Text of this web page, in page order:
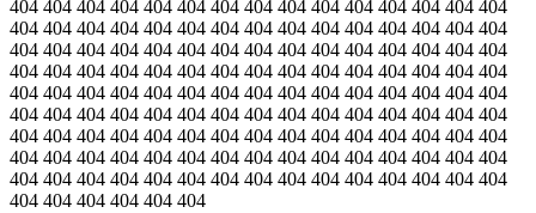
404 404 404 404 404 404 404 404 404 404 404 404 404 404 404
404 404 404 404 404 404 404 404 404 404 404 404 404 404 404
404 404 404 404 404 404 404 404 404 404 404 404 404 404 404
404 404 404 404 404 404 404 404 404 404 404 404 404 404 404
404 404 404 404 404 404 404 404 404 404 404 404 404 404 404
404 404 404 404 404 404 404 404 404 404 404 404 404 404 404
404 404 404 404 404 404 404 404 404 404 404 404 404 404 404
404 404 404 404 404 404 404 404 404 404 404 404 404 404 404
404 404 404 404 404 404 404 404 404 404 404 404 404 404 404
404 404 404 404 404 404